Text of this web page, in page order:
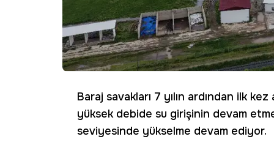
Baraj savakları 7 yılın ardından ilk
yüksek debide su girişinin devam
seviyesinde yükselme devam ediyor.